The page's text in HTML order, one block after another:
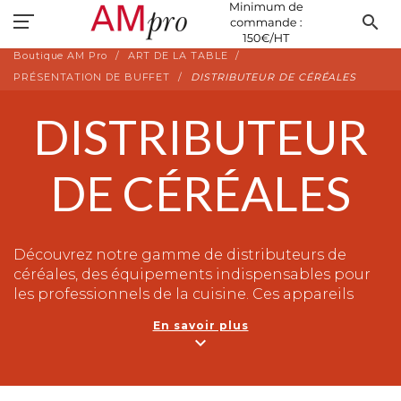
search
Boutique AM Pro
ART DE LA TABLE
PRÉSENTATION DE BUFFET
DISTRIBUTEUR DE CÉRÉALES
DISTRIBUTEUR
DE CÉRÉALES
Découvrez notre gamme de distributeurs de
céréales, des équipements indispensables pour
les professionnels de la cuisine. Ces appareils
et de confiseries, idéales pour les buffets, les
En savoir plus
expand_more